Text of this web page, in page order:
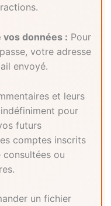
données : Pour
votre adresse
envoyé.
et leurs
pour
futurs
comptes inscrits
ou
un fichier